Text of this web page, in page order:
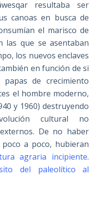
resultaba ser
canoas en busca de
el marisco de
las que se asentaban
los nuevos enclaves
en función de si
de crecimiento
el hombre moderno,
y 1960) destruyendo
cultural no
De no haber
a poco, hubieran
agraria incipiente.
del paleolítico al